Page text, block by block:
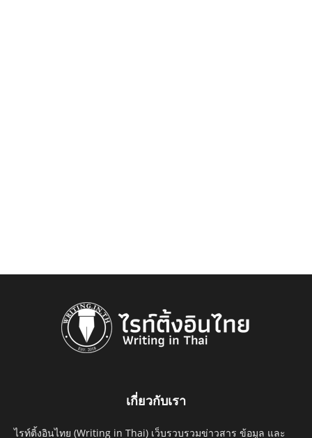
เกี่ยวกับเรา
ไรท์ติ้งอินไทย (Writing in Thai) เว็บรวบรวมข่าวสาร ข้อมูล และ